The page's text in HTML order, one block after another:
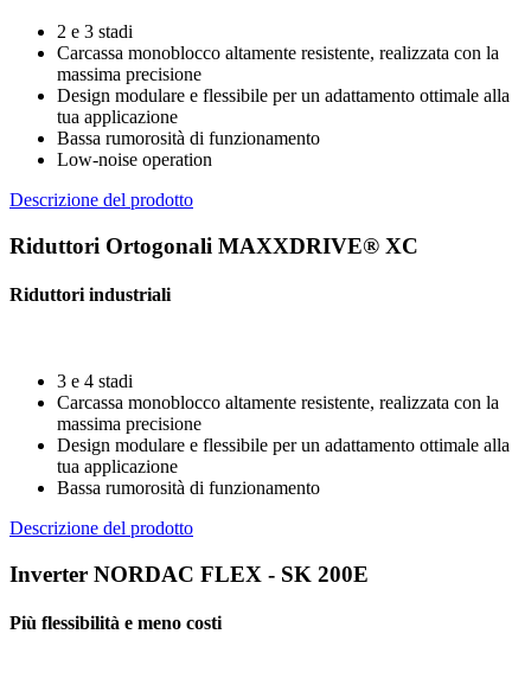
2 e 3 stadi
Carcassa monoblocco altamente resistente, realizzata con la
massima precisione
Design modulare e flessibile per un adattamento ottimale alla
tua applicazione
Bassa rumorosità di funzionamento
Low-noise operation
Descrizione del prodotto
Riduttori Ortogonali MAXXDRIVE® XC
Riduttori industriali
3 e 4 stadi
Carcassa monoblocco altamente resistente, realizzata con la
massima precisione
Design modulare e flessibile per un adattamento ottimale alla
tua applicazione
Bassa rumorosità di funzionamento
Descrizione del prodotto
Inverter NORDAC FLEX - SK 200E
Più flessibilità e meno costi